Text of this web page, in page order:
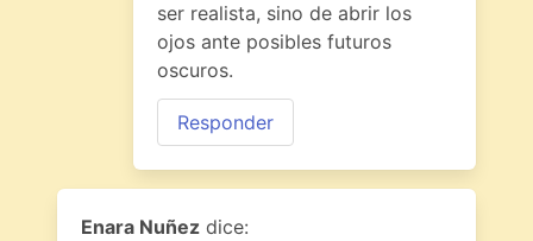
ser realista, sino de abrir los
ojos ante posibles futuros
oscuros.
Responder
Enara Nuñez dice: